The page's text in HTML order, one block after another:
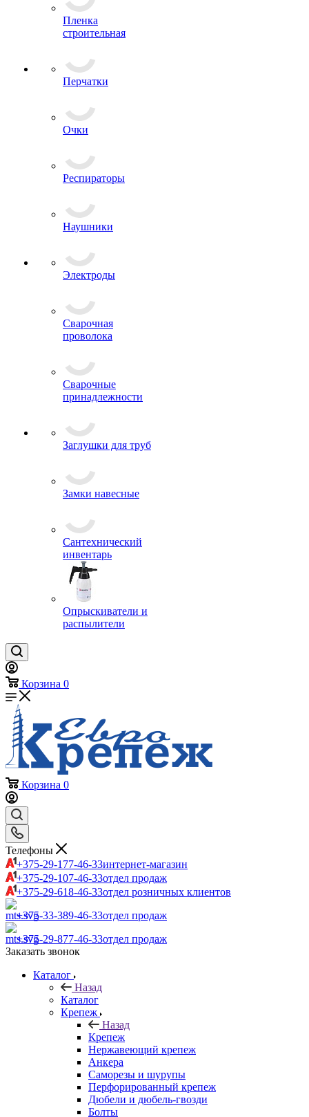
Серпянка
Пленка
Электроды
Сварочная
проволока
Сварочные
Замки навесные
Сантехнический
инвентарь
распылители
Корзина 0
Корзина 0
Телефоны
+375-29-107-46-33отдел продаж
+375-29-618-46-33
+375-33-389-46-33
+375-29-877-46-33
Заказать звонок
Назад
Каталог
Крепеж
Назад
Крепеж
Нержавеющий крепеж